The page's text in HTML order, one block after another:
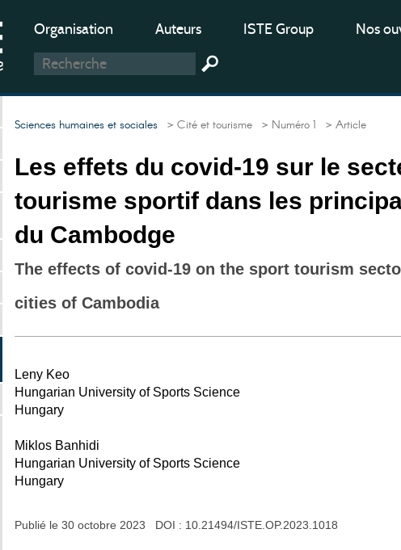
Organisation Auteurs ISTE Group Nos
Sciences humaines et sociales > Cité et tourisme > Numéro 1 > Article
Les effets du covid-19 sur le
tourisme sportif dans les
du Cambodge
The effects of covid-19 on the sport tourism
cities of Cambodia
Leny Keo
Hungarian University of Sports Science
Hungary
Miklos Banhidi
Hungarian University of Sports Science
Hungary
Publié le 30 octobre 2023 DOI : 10.21494/ISTE.OP.2023.1018